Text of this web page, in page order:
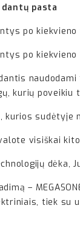
pasta
po
po
kurių poveikiu
kurios sudėtyje
visiškai
dėka,
–
tiek su